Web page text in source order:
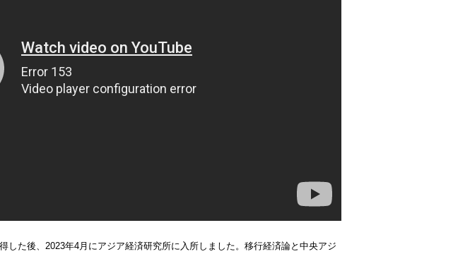
した後、2023年4月にアジア経済研究所に入所しました。移行経済論と中央アジ